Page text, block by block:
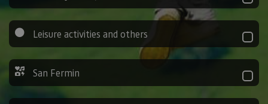
Leisure activities and others
San Fermin